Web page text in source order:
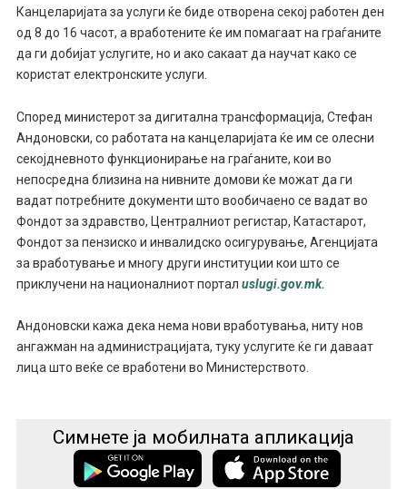
Канцеларијата за услуги ќе биде отворена секој работен ден
од 8 до 16 часот, a вработените ќе им помагаат на граѓаните
да ги добијат услугите, но и ако сакаат да научат како се
користат електронските услуги.
Според министерот за дигитална трансформација, Стефан
Андоновски, со работата на канцеларијата ќе им се олесни
секојдневното функционирање на граѓаните, кои во
непосредна близина на нивните домови ќе можат да ги
вадат потребните документи што вообичаено се вадат во
Фондот за здравство, Централниот регистар, Катастарот,
Фондот за пензиско и инвалидско осигурување, Агенцијата
за вработување и многу други институции кои што се
приклучени на националниот портал uslugi.gov.mk.
Андоновски кажа дека нема нови вработувања, ниту нов
ангажман на администрацијата, туку услугите ќе ги даваат
лица што веќе се вработени во Министерството.
Симнете ја мобилната апликација